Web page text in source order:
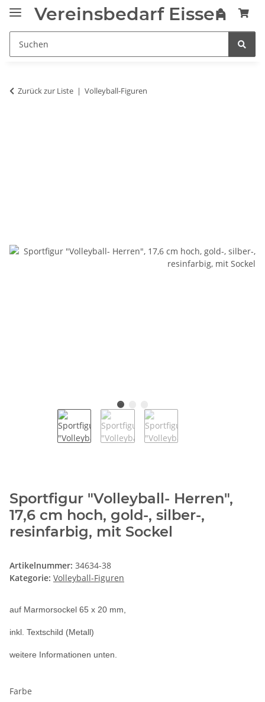
Vereinsbedarf Eissen
Zurück zur Liste Volleyball-Figuren
Sportfigur "Volleyball- Herren",
17,6 cm hoch, gold-, silber-,
resinfarbig, mit Sockel
Artikelnummer: 34634-38
Kategorie: Volleyball-Figuren
auf Marmorsockel 65 x 20 mm,
inkl. Textschild (Metall)
weitere Informationen unten.
Farbe